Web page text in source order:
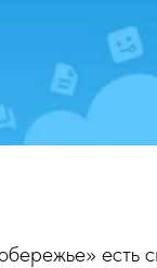
есть